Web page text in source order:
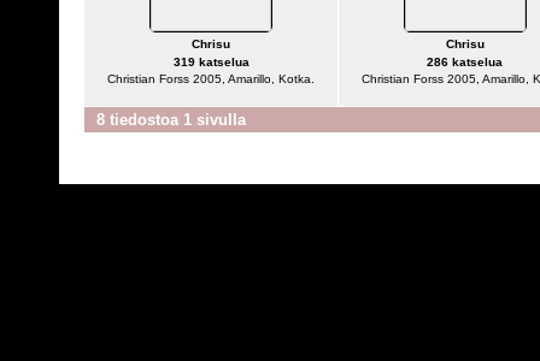
Chrisu
319 katselua
Christian Forss 2005, Amarillo, Kotka.
Chrisu
286 katselua
Christian Forss 2005, Amarillo,
8 tiedostoa 1 sivulla